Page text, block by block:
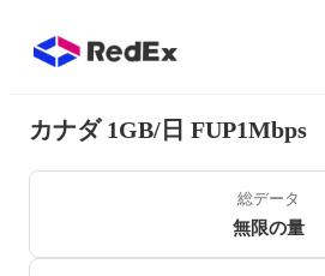
カナダ 1GB/日 FUP1Mbps
総データ
無限の量